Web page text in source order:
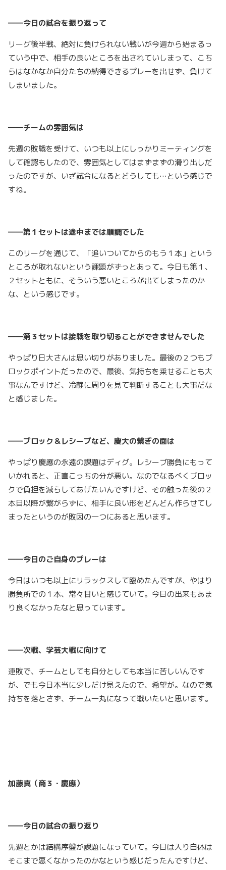
――今日の試合を振り返って
リーグ後半戦、絶対に負けられない戦いが今週から始まるっ
ていう中で、相手の良いところを出されていしまって、こち
らはなかなか自分たちの納得できるプレーを出せず、負けて
しまいました。
――チームの雰囲気は
先週の敗戦を受けて、いつも以上にしっかりミーティングを
して確認もしたので、雰囲気としてはまずまずの滑り出しだ
ったのですが、いざ試合になるとどうしても…という感じで
すね。
――第１セットは途中までは順調でした
このリーグを通じて、「追いついてからのもう１本」という
ところが取れないという課題がずっとあって。今日も第１、
２セットともに、そういう悪いところが出てしまったのか
な、という感じです。
――第３セットは接戦を取り切ることができませんでした
やっぱり日大さんは思い切りがありました。最後の２つもブ
ロックポイントだったので、最後、気持ちを乗せることも大
事なんですけど、冷静に周りを見て判断することも大事だな
と感じました。
――ブロック＆レシーブなど、慶大の繋ぎの面は
やっぱり慶應の永遠の課題はディグ。レシーブ勝負にもって
いかれると、正直こっちの分が悪い。なのでなるべくブロッ
クで負担を減らしてあげたいんですけど、その触った後の２
本目以降が繋がらずに、相手に良い形をどんどん作らせてし
まったというのが敗因の一つにあると思います。
――今日のご自身のプレーは
今日はいつも以上にリラックスして臨めたんですが、やはり
勝負所での１本、常々甘いと感じていて。今日の出来もあま
り良くなかったなと思っています。
――次戦、学芸大戦に向けて
連敗で、チームとしても自分としても本当に苦しいんです
が、でも今日本当に少しだけ見えたので、希望が。なので気
持ちを落とさず、チーム一丸になって戦いたいと思います。
加藤真（商３・慶應）
――今日の試合の振り返り
先週とかは結構序盤が課題になっていて。今日は入り自体は
そこまで悪くなかったのかなという感じだったんですけど、